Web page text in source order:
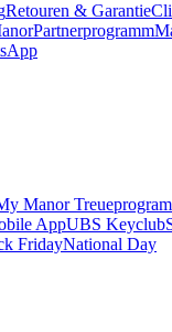
Retouren & Garantie
Partnerprogramm
Manor
AppUBS Keyclub
FridayNational Day